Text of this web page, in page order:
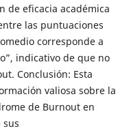
de eficacia académica
las puntuaciones
corresponde a
indicativo de que no
Conclusión: Esta
valiosa sobre la
de Burnout en